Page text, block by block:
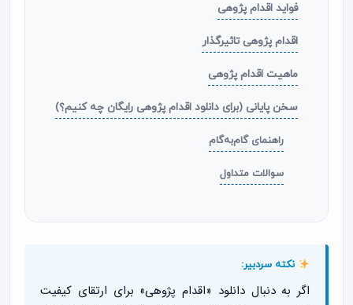
فواید اقدام پژوهی
اقدام پژوهی تاثیرگذار
ماهیت اقدام پژوهی
سخن پایانی (برای دانلود اقدام پژوهی رایگان چه کنیم؟)
راهنمای گام‌به‌گام
سوالات متداول
نکته سردبیر:
اگر به دنبال دانلود «اقدام پژوهی» برای ارتقای کیفیت